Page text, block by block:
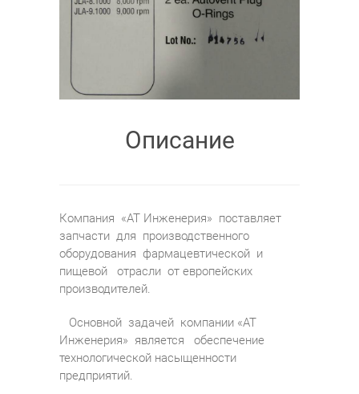
Описание
Компания «АТ Инженерия» поставляет
запчасти для производственного
оборудования фармацевтической и
пищевой отрасли от европейских
производителей.
Основной задачей компании «АТ
Инженерия» является обеспечение
технологической насыщенности
предприятий.